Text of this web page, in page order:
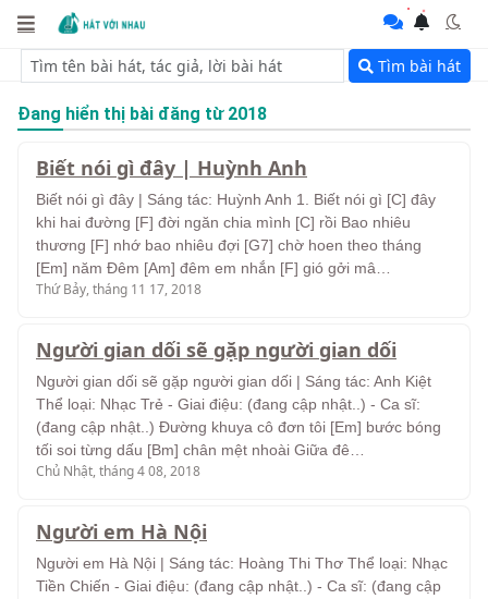
Tìm bài hát
Đang hiển thị bài đăng từ 2018
Biết nói gì đây | Huỳnh Anh
Biết nói gì đây | Sáng tác: Huỳnh Anh 1. Biết nói gì [C] đây
khi hai đường [F] đời ngăn chia mình [C] rồi Bao nhiêu
thương [F] nhớ bao nhiêu đợi [G7] chờ hoen theo tháng
[Em] năm Đêm [Am] đêm em nhắn [F] gió gởi mâ…
Thứ Bảy, tháng 11 17, 2018
Người gian dối sẽ gặp người gian dối
Người gian dối sẽ gặp người gian dối | Sáng tác: Anh Kiệt
Thể loại: Nhạc Trẻ - Giai điệu: (đang cập nhật..) - Ca sĩ:
(đang cập nhật..) Đường khuya cô đơn tôi [Em] bước bóng
tối soi từng dấu [Bm] chân mệt nhoài Giữa đê…
Chủ Nhật, tháng 4 08, 2018
Người em Hà Nội
Người em Hà Nội | Sáng tác: Hoàng Thi Thơ Thể loại: Nhạc
Tiền Chiến - Giai điệu: (đang cập nhật..) - Ca sĩ: (đang cập